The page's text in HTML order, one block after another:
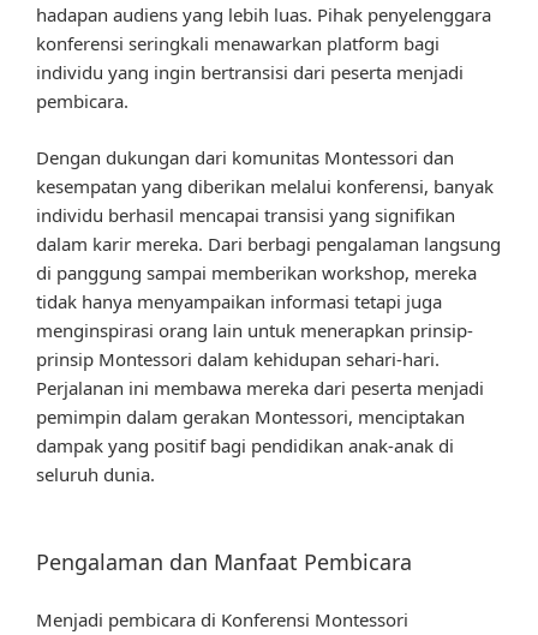
hadapan audiens yang lebih luas. Pihak penyelenggara
konferensi seringkali menawarkan platform bagi
individu yang ingin bertransisi dari peserta menjadi
pembicara.
Dengan dukungan dari komunitas Montessori dan
kesempatan yang diberikan melalui konferensi, banyak
individu berhasil mencapai transisi yang signifikan
dalam karir mereka. Dari berbagi pengalaman langsung
di panggung sampai memberikan workshop, mereka
tidak hanya menyampaikan informasi tetapi juga
menginspirasi orang lain untuk menerapkan prinsip-
prinsip Montessori dalam kehidupan sehari-hari.
Perjalanan ini membawa mereka dari peserta menjadi
pemimpin dalam gerakan Montessori, menciptakan
dampak yang positif bagi pendidikan anak-anak di
seluruh dunia.
Pengalaman dan Manfaat Pembicara
Menjadi pembicara di Konferensi Montessori